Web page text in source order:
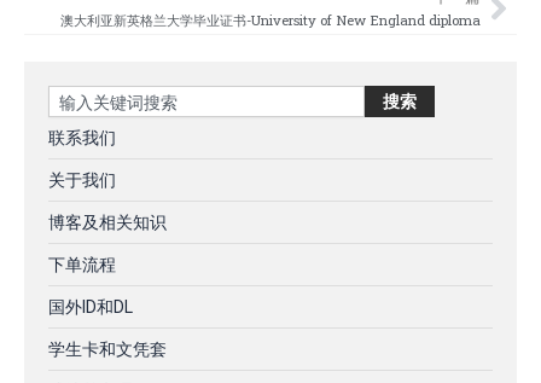
澳大利亚新英格兰大学毕业证书-University of New England diploma
Search 搜索
联系我们
关于我们
博客及相关知识
下单流程
国外ID和DL
学生卡和文凭套